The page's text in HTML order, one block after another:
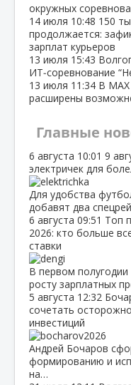
окружных
14 июля 10:48 150
продолжается:
зарплат курьеров
13 июля 15:43
ИТ‑соревнование
13 июля 11:34 В МАХ
расширены
Главные
6 августа 10:01 9
электричек для
Для удобства
добавят два
6 августа 09:51 Топ
2026: кто больше
ставки
В первом
росту зарплатных
5 августа 12:32
сочетать
инвестиций
Андрей Бочаров
формированию и
на…